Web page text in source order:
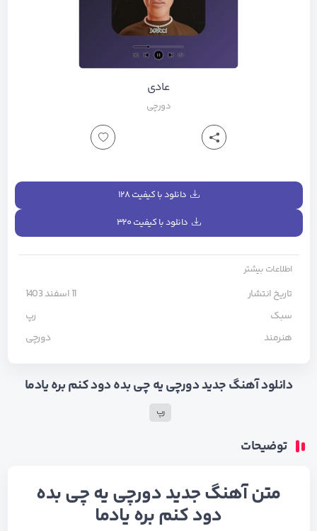
عادی
دورچی
دانلود با کیفیت ۱۲۸
دانلود با کیفیت ۳۲۰
اطلاعات بیشتر
تاریخ انتشار
11 اسفند 1403
سبک
رپ
هنرمند
دورچی
دانلود آهنگ جدید دورچی یه چی بده دود کنم بره یادما
رپ
توضیحات
متن آهنگ جدید دورچی یه چی بده
دود کنم بره یادما